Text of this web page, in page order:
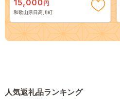
川町 パウンドケーキ 洋菓子
備長炭 スイーツ---
wshg_isk4_90d_26_15000_9---
15,000 円
和歌山県日高川町
人気返礼品ランキング